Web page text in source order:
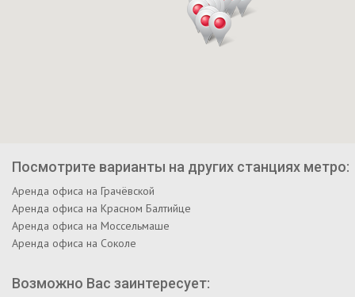
Посмотрите варианты на других станциях метро:
Аренда офиса на Грачёвской
Аренда офиса на Красном Балтийце
Аренда офиса на Моссельмаше
Аренда офиса на Соколе
Возможно Вас заинтересует: